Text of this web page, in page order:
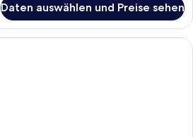
Daten auswählen und Preise sehen
Ein Hotelzimmer mit einem großen